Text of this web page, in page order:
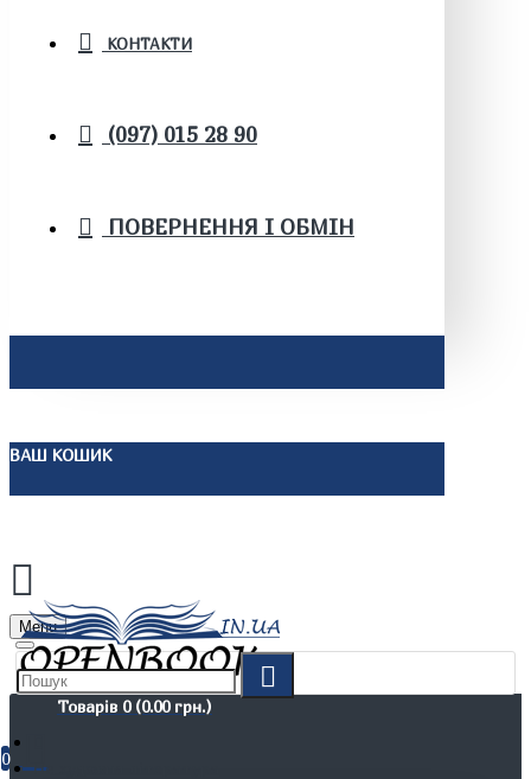
КОНТАКТИ
(097) 015 28 90
ПОВЕРНЕННЯ І ОБМІН
ВАШ КОШИК
Menu
Товарів 0 (0.00 грн.)
0
Не художня література